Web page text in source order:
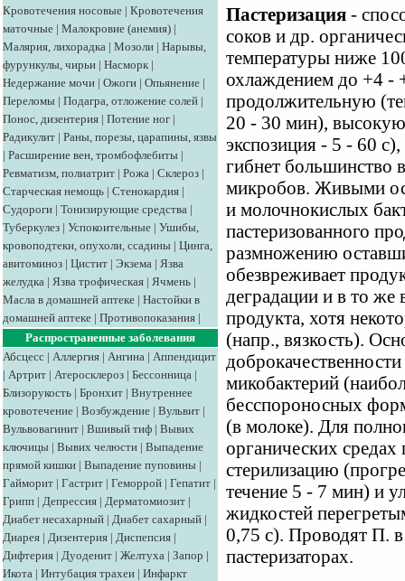
Кровотечения носовые | Кровотечения
маточные | Малокровие (анемия) |
Малярия, лихорадка | Мозоли | Нарывы,
фурункулы, чирьи | Насморк |
Недержание мочи | Ожоги | Опьянение |
Переломы | Подагра, отложение солей |
Понос, дизентерия | Потение ног |
Радикулит | Раны, порезы, царапины, язвы
| Расширение вен, тромбофлебиты |
Ревматизм, полиатрит | Рожа | Склероз |
Старческая немощь | Стенокардия |
Судороги | Тонизирующие средства |
Туберкулез | Успокоительные | Ушибы,
кровоподтеки, опухоли, ссадины | Цинга,
авитоминоз | Цистит | Экзема | Язва
желудка | Язва трофическая | Ячмень |
Масла в домашней аптеке | Настойки в
домашней аптеке | Противопоказания |
Распространенные заболевания
Абсцесс | Аллергия | Ангина | Аппендицит
| Артрит | Атеросклероз | Бессонница |
Близорукость | Бронхит | Внутреннее
кровотечение | Возбуждение | Вульвит |
Вульвовагинит | Вшивый тиф | Вывих
ключицы | Вывих челюсти | Выпадение
прямой кишки | Выпадение пуповины |
Гайморит | Гастрит | Геморрой | Гепатит |
Грипп | Депрессия | Дерматомиозит |
Диабет несахарный | Диабет сахарный |
Диарея | Дизентерия | Диспепсия |
Дифтерия | Дуоденит | Желтуха | Запор |
Икота | Интубация трахеи | Инфаркт
Пастеризация -
соков и др.
температуры ниже
охлаждением до +4 -
продолжительную
20 - 30 мин),
экспозиция - 5 - 60
гибнет большинство
микробов. Живыми
и молочнокислых
пастеризованного
размножению
обезвреживает
деградации и в то же
продукта, хотя
(напр., вязкость).
микобактерий
бесспороносных
(в молоке). Для
органических
стерилизацию
течение 5 - 7 мин) и
жидкостей
0,75 с). Проводят П.
пастеризаторах.